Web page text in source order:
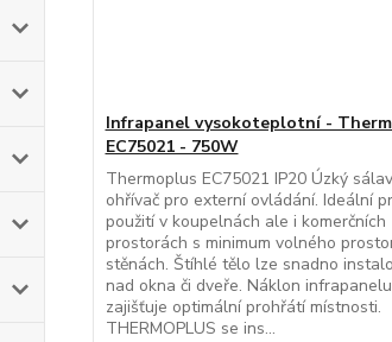
Infrapanel vysokoteplotní -
EC75021 - 750W
Thermoplus EC75021 IP20 Úzký
ohřívač pro externí ovládání. Ideální
použití v koupelnách ale i komerčních
prostorách s minimum volného
stěnách. Štíhlé tělo lze snadno
nad okna či dveře. Náklon infrapanelu
zajišťuje optimální prohřátí místnosti.
THERMOPLUS se ins...